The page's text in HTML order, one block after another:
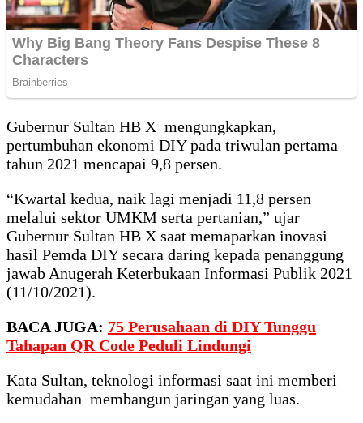
Gubernur Sultan HB X mengungkapkan,
pertumbuhan ekonomi DIY pada triwulan pertama
tahun 2021 mencapai 9,8 persen.
“Kwartal kedua, naik lagi menjadi 11,8 persen
melalui sektor UMKM serta pertanian,” ujar
Gubernur Sultan HB X saat memaparkan inovasi
hasil Pemda DIY secara daring kepada penanggung
jawab Anugerah Keterbukaan Informasi Publik 2021
(11/10/2021).
BACA JUGA: 75 Perusahaan di DIY Tunggu
Tahapan QR Code Peduli Lindungi
Kata Sultan, teknologi informasi saat ini memberi
kemudahan membangun jaringan yang luas.